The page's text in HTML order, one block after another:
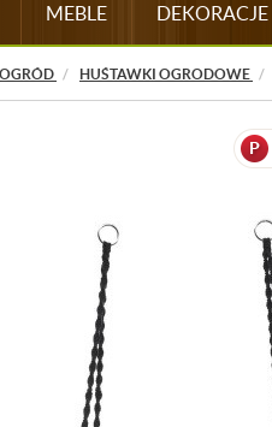
MEBLE DEKORACJE
OGRÓD HUŚTAWKI OGRODOWE